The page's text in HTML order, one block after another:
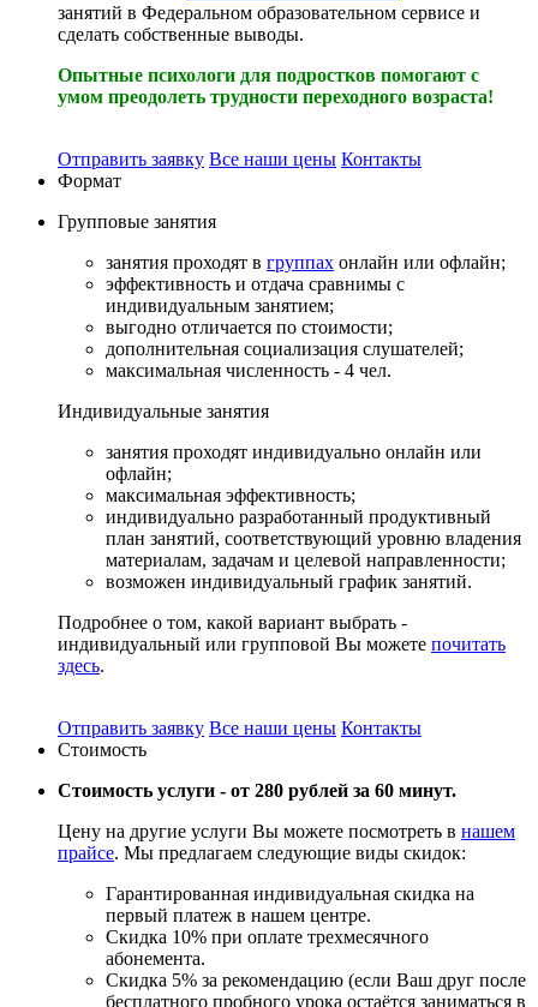
занятий в Федеральном образовательном сервисе и
сделать собственные выводы.
Опытные психологи для подростков помогают с
умом преодолеть трудности переходного возраста!
Отправить заявку Все наши цены Контакты
Формат
Групповые занятия
занятия проходят в группах онлайн или офлайн;
эффективность и отдача сравнимы с
индивидуальным занятием;
выгодно отличается по стоимости;
дополнительная социализация слушателей;
максимальная численность - 4 чел.
Индивидуальные занятия
занятия проходят индивидуально онлайн или
офлайн;
максимальная эффективность;
индивидуально разработанный продуктивный
план занятий, соответствующий уровню владения
материалам, задачам и целевой направленности;
возможен индивидуальный график занятий.
Подробнее о том, какой вариант выбрать -
индивидуальный или групповой Вы можете почитать
здесь.
Отправить заявку Все наши цены Контакты
Стоимость
Стоимость услуги - от 280 рублей за 60 минут.
Цену на другие услуги Вы можете посмотреть в нашем
прайсе. Мы предлагаем следующие виды скидок:
Гарантированная индивидуальная скидка на
первый платеж в нашем центре.
Скидка 10% при оплате трехмесячного
абонемента.
Скидка 5% за рекомендацию (если Ваш друг после
бесплатного пробного урока остаётся заниматься в